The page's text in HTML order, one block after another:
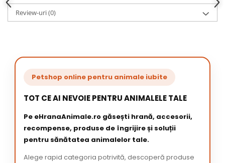
Review-uri(0)
Petshop online pentru animale iubite
TOT CE AI NEVOIE PENTRU ANIMALELE TALE
Pe eHranaAnimale.ro găsești hrană, accesorii,
recompense, produse de îngrijire și soluții
pentru sănătatea animalelor tale.
Alege rapid categoria potrivită, descoperă produse